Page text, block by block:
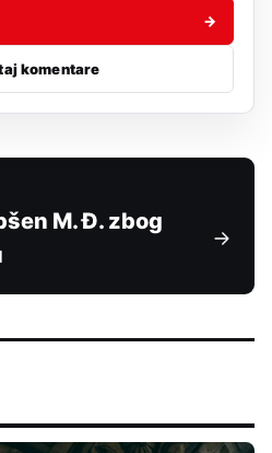
→
komentare
M. Đ. zbog